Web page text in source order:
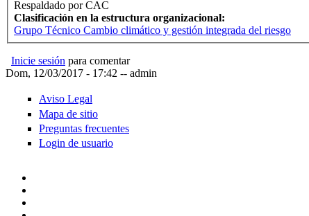
Respaldado por CAC
Clasificación en la estructura organizacional:
Grupo Técnico Cambio climático y gestión integrada del riesgo
Inicie sesión para comentar
Dom, 12/03/2017 - 17:42 -- admin
Aviso Legal
Mapa de sitio
Preguntas frecuentes
Login de usuario